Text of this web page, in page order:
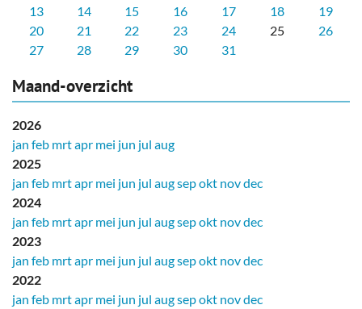
13
14 15 16 17 18
19
20
21 22 23 24 25
26
27
28 29 30 31
Maand-overzicht
2026
jan feb mrtapr mei jun jul aug
2025
jan feb mrtapr mei jun jul augsepokt novdec
2024
jan feb mrtapr mei jun jul augsepokt novdec
2023
jan feb mrtapr mei jun jul augsepokt novdec
2022
jan feb mrtapr mei jun jul augsepokt novdec